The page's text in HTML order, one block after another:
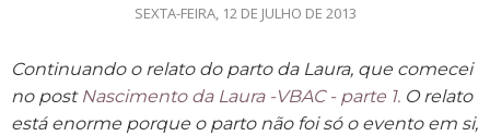
SEXTA-FEIRA, 12 DE JULHO DE 2013
Continuando o relato do parto da Laura, que comecei
no post Nascimento da Laura -VBAC - parte 1. O relato
está enorme porque o parto não foi só o evento em si,